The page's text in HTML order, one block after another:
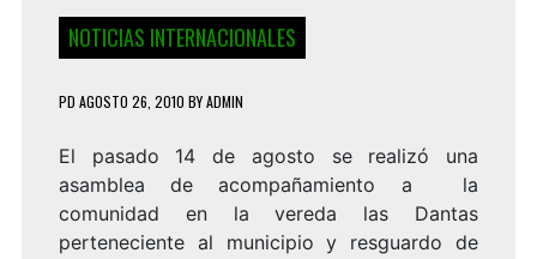
NOTICIAS INTERNACIONALES
PD AGOSTO 26, 2010 BYADMIN
El pasado 14 de agosto se realizó una
asamblea de acompañamiento a la
comunidad en la vereda las Dantas
perteneciente al municipio y resguardo de